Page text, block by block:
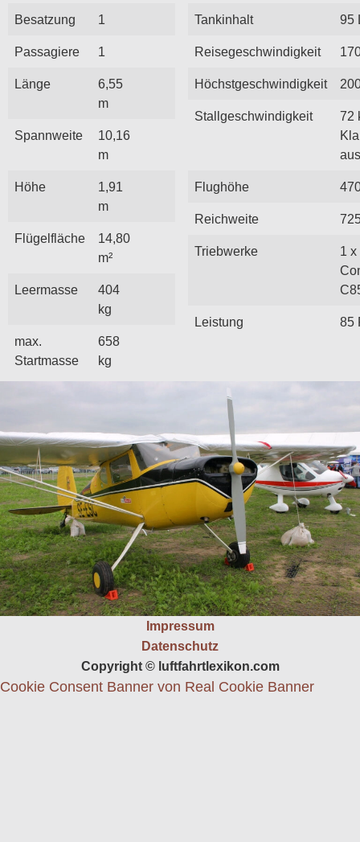
Besatzung 1
Passagiere 1
Länge
6,55
m
Spannweite
10,16
m
Höhe
1,91
m
Flügelfläche
14,80
m²
Leermasse
404
kg
max.
Startmasse
658
kg
Tankinhalt 95
Reisegeschwindigkeit
Höchstgeschwindigkeit
Stallgeschwindigkeit
72
Flughöhe
Reichweite
Triebwerke
1 x
Leistung 85
Impressum
Datenschutz
Copyright © luftfahrtlexikon.com
Cookie Consent Banner von Real Cookie Banner